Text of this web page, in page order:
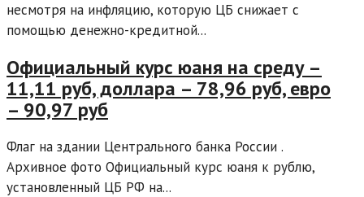
несмотря на инфляцию, которую ЦБ снижает с
помощью денежно-кредитной...
Официальный курс юаня на среду –
11,11 руб, доллара – 78,96 руб, евро
– 90,97 руб
Флаг на здании Центрального банка России .
Архивное фото Официальный курс юаня к рублю,
установленный ЦБ РФ на...